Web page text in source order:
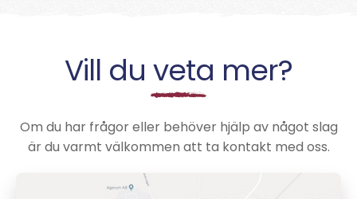
Vill du veta mer?
Om du har frågor eller behöver hjälp av något slag
är du varmt välkommen att ta kontakt med oss.